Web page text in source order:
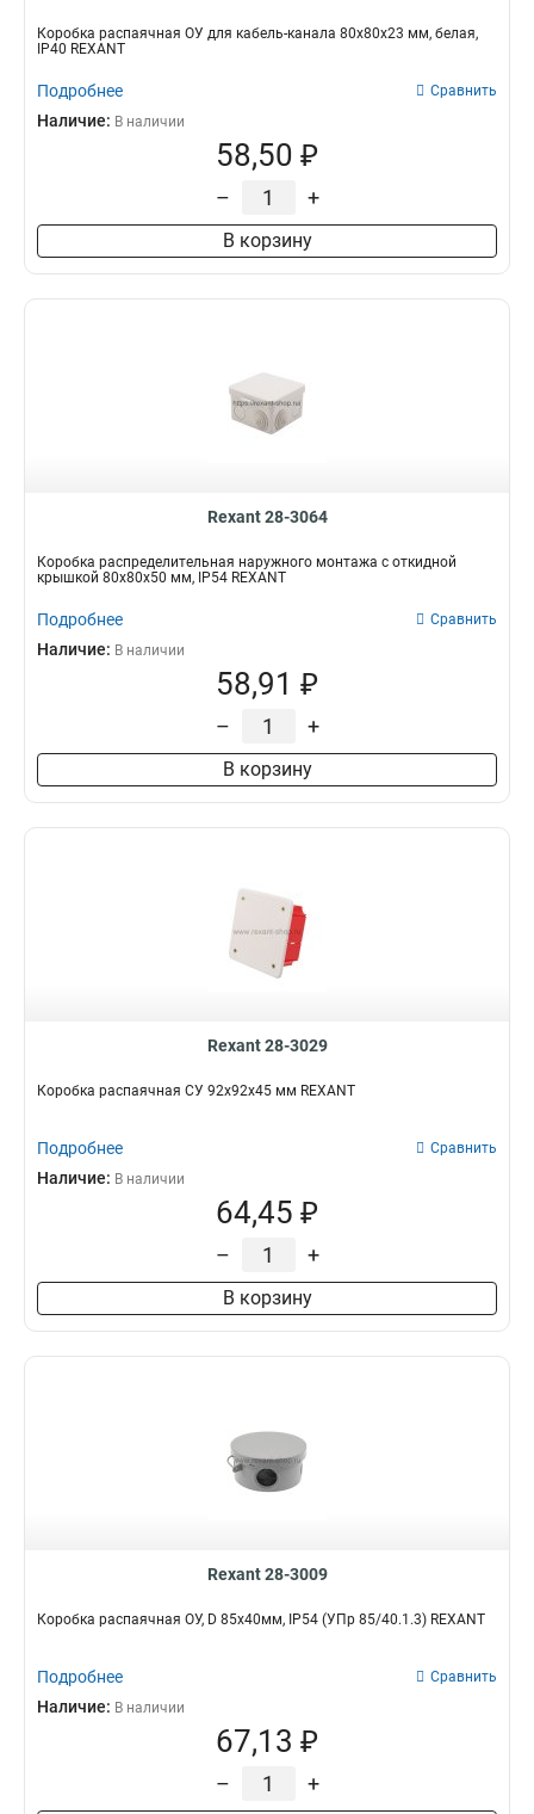
Коробка распаячная ОУ для кабель-канала 80х80х23 мм, белая,
IP40 REXANT
Подробнее Сравнить
Наличие: В наличии
58,50 ₽
– +
В корзину
Rexant 28-3064
Коробка распределительная наружного монтажа с откидной
крышкой 80х80х50 мм, IP54 REXANT
Подробнее Сравнить
Наличие: В наличии
58,91 ₽
– +
В корзину
Rexant 28-3029
Коробка распаячная СУ 92х92х45 мм REXANT
Подробнее Сравнить
Наличие: В наличии
64,45 ₽
– +
В корзину
Rexant 28-3009
Коробка распаячная ОУ, D 85х40мм, IP54 (УПр 85/40.1.3) REXANT
Подробнее Сравнить
Наличие: В наличии
67,13 ₽
– +